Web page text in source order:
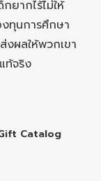
ยากไร้ไม่ให้
ทุนการศึกษา
งผลให้พวกเขา
ท้จริง
Catalog